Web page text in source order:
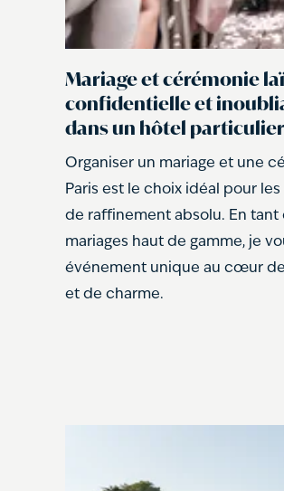
Mariage et cérémonie
confidentielle et
dans un hôtel
Organiser un mariage et une
Paris est le choix idéal pour
de raffinement absolu. En
mariages haut de gamme, je
événement unique au cœur de
et de charme.